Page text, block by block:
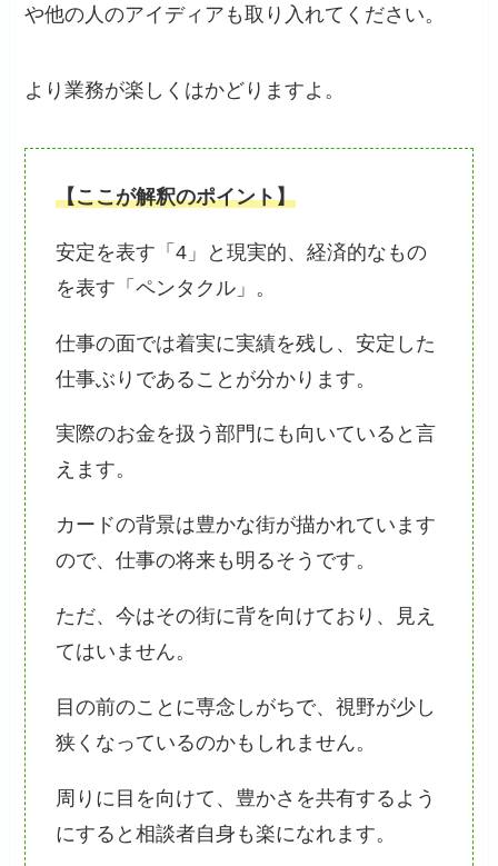
や他の人のアイディアも取り入れてください。
より業務が楽しくはかどりますよ。
【ここが解釈のポイント】
安定を表す「4」と現実的、経済的なもの
を表す「ペンタクル」。
仕事の面では着実に実績を残し、安定した
仕事ぶりであることが分かります。
実際のお金を扱う部門にも向いていると言
えます。
カードの背景は豊かな街が描かれています
ので、仕事の将来も明るそうです。
ただ、今はその街に背を向けており、見え
てはいません。
目の前のことに専念しがちで、視野が少し
狭くなっているのかもしれません。
周りに目を向けて、豊かさを共有するよう
にすると相談者自身も楽になれます。